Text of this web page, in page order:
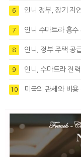
6 인니 정부, 장기 지연
7 인니 수마트라 홍수
8 인니, 정부 주택 공
9 인니, 수마트라 전
10 미국의 관세와 비